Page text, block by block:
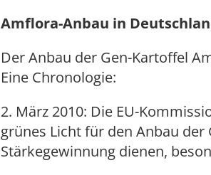
Amflora-Anbau in
Der Anbau der Gen-Kartoffel
Eine Chronologie:
2. März 2010: Die EU-
grünes Licht für den Anbau
Stärkegewinnung dienen,